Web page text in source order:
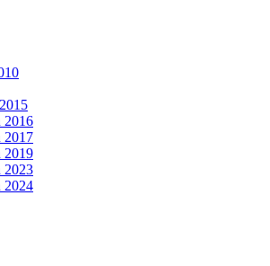
2016
2017
2019
2023
2024